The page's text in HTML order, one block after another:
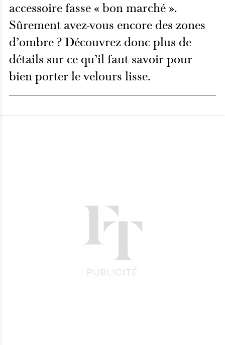
accessoire fasse « bon marché ».
Sûrement avez-vous encore des zones
d’ombre ? Découvrez donc plus de
détails sur ce qu’il faut savoir pour
bien porter le velours lisse.